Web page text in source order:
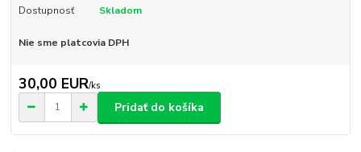
Dostupnosť Skladom
Nie sme platcovia DPH
30,00 EUR/ks
Pridať do košíka